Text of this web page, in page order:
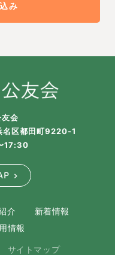
み
会
区都田町9220-1
17:30
介
新着情報
情報
サイトマップ